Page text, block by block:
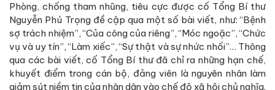
Phòng, chống tham nhũng, tiêu cực được cố Tổng Bí thư
Nguyễn Phú Trọng đề cập qua một số bài viết, như: “Bệnh
sợ trách nhiệm”, “Của công của riêng”, “Móc ngoặc”, “Chức
vụ và uy tín”, “Làm xiếc”, “Sự thật và sự nhức nhối”… Thông
qua các bài viết, cố Tổng Bí thư đã chỉ ra những hạn chế,
khuyết điểm trong cán bộ, đảng viên là nguyên nhân làm
giảm sút niềm tin của nhân dân vào chế độ xã hội chủ nghĩa.